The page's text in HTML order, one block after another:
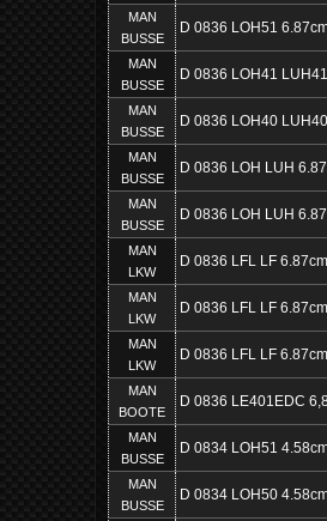
MAN
BUSSE
D 0836 LOH51
MAN
BUSSE
D 0836 LOH41
MAN
BUSSE
D 0836 LOH40
MAN
BUSSE
D 0836 LOH LUH
MAN
BUSSE
D 0836 LOH LUH
MAN
LKW
D 0836 LFL LF
MAN
LKW
D 0836 LFL LF
MAN
LKW
D 0836 LFL LF
MAN
BOOTE
D 0836 LE401EDC
MAN
BUSSE
D 0834 LOH51
MAN
BUSSE
D 0834 LOH50